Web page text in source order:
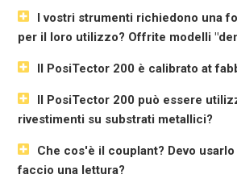
I vostri strumenti richiedono una
per il loro utilizzo? Offrite modelli
Il PosiTector 200 è calibrato at
Il PosiTector 200 può essere
rivestimenti su substrati metallici?
Che cos'è il couplant? Devo
faccio una lettura?